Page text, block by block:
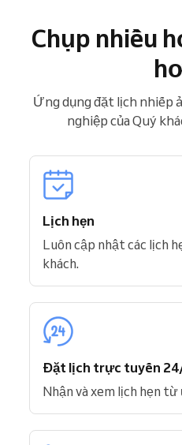
Chụp nhiều
Ứng dụng đặt lịch nhiếp
nghiệp của Quý
Lịch hẹn
Luôn cập nhật các lịch
khách.
Đặt lịch trực tuyến
Nhận và xem lịch hẹn